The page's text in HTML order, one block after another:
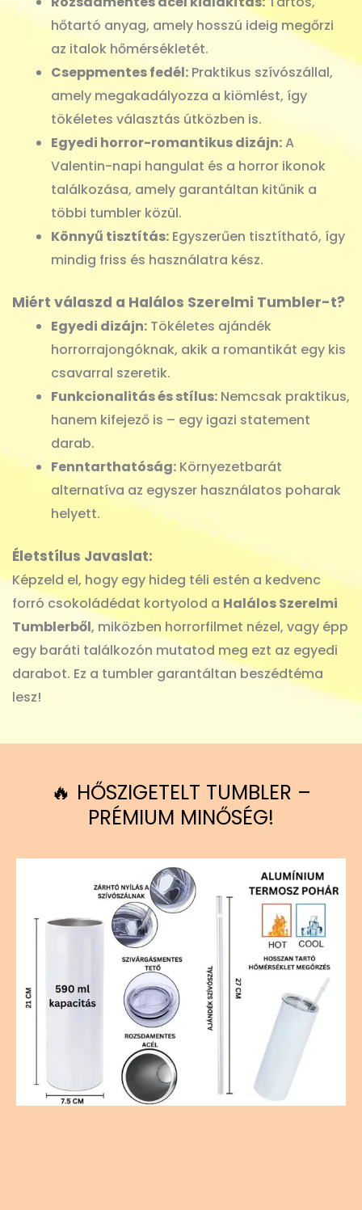
hőtartó anyag, amely hosszú ideig megőrzi
az italok hőmérsékletét.
Cseppmentes fedél: Praktikus szívószállal,
amely megakadályozza a kiömlést, így
tökéletes választás útközben is.
Egyedi horror-romantikus dizájn:A
Valentin-napi hangulat és a horror ikonok
találkozása, amely garantáltan kitűnik a
többi tumbler közül.
Könnyű tisztítás: Egyszerűen tisztítható, így
mindig friss és használatra kész.
Miért válaszd a Halálos Szerelmi Tumbler-t?
Egyedi dizájn: Tökéletes ajándék
horrorrajongóknak, akik a romantikát egy kis
csavarral szeretik.
Funkcionalitás és stílus: Nemcsak praktikus,
hanem kifejező is – egy igazi statement
darab.
Fenntarthatóság: Környezetbarát
alternatíva az egyszer használatos poharak
helyett.
Életstílus Javaslat:
Képzeld el, hogy egy hideg téli estén a kedvenc
forró csokoládédat kortyolod a Halálos Szerelmi
Tumblerből, miközben horrorfilmet nézel, vagy épp
egy baráti találkozón mutatod meg ezt az egyedi
darabot. Ez a tumbler garantáltan beszédtéma
lesz!
🔥 HŐSZIGETELT TUMBLER –
PRÉMIUM MINŐSÉG!